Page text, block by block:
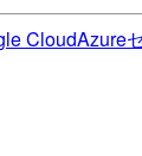
CloudAzure